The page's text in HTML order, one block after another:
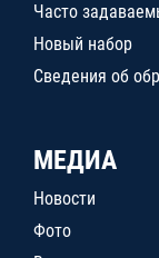
Часто
Новый набор
Сведения об
МЕДИА
Новости
Фото